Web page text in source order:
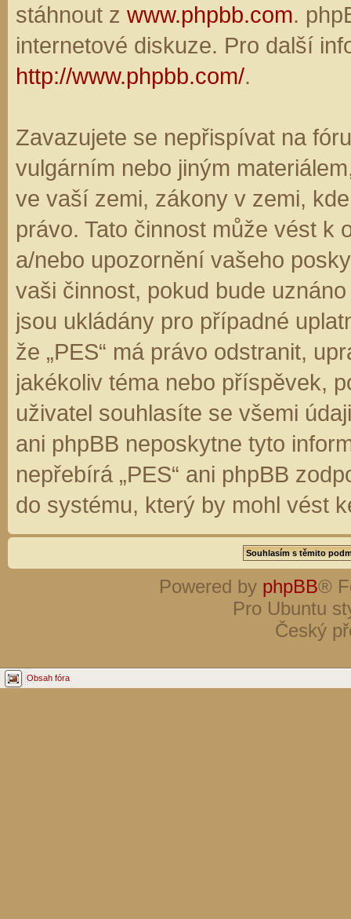
stáhnout z www.phpbb.com.
internetové diskuze. Pro další
http://www.phpbb.com/.
Zavazujete se nepřispívat na
vulgárním nebo jiným
ve vaší zemi, zákony v zemi,
právo. Tato činnost může vést k
a/nebo upozornění vašeho
vaši činnost, pokud bude
jsou ukládány pro případné
že „PES“ má právo odstranit,
jakékoliv téma nebo příspěvek,
uživatel souhlasíte se všemi
ani phpBB neposkytne tyto
nepřebírá „PES“ ani phpBB
do systému, který by mohl vést
Powered by phpBB®
Pro Ubuntu
Český
Obsah fóra